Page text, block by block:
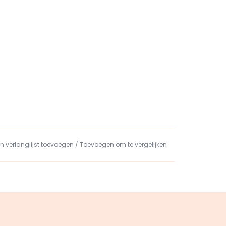
verlanglijst toevoegen / Toevoegen om te vergelijken